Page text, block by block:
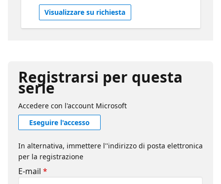
the shortcut location and the target location.
We then walk through what mirroring is and
how OneLake data access roles can be used
Visualizzare su richiesta
Registrarsi per questa
serie
Accedere con l'account Microsoft
Eseguire l'accesso
In alternativa, immettere l''indirizzo di posta elettronica
per la registrazione
E-mail *